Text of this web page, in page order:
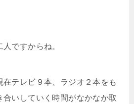
ですからね。
テレビ９本、ラジオ２本をも
合いしていく時間がなかなか取